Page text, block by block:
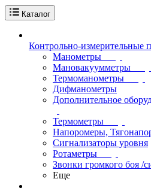
Каталог
Контрольно-измерительные
Манометры
Мановакуумметры
Термоманометры
Дифманометры
Дополнительное
Термометры
Напоромеры,
Сигнализаторы уровня
Ротаметры
Звонки громкого боя /
Еще